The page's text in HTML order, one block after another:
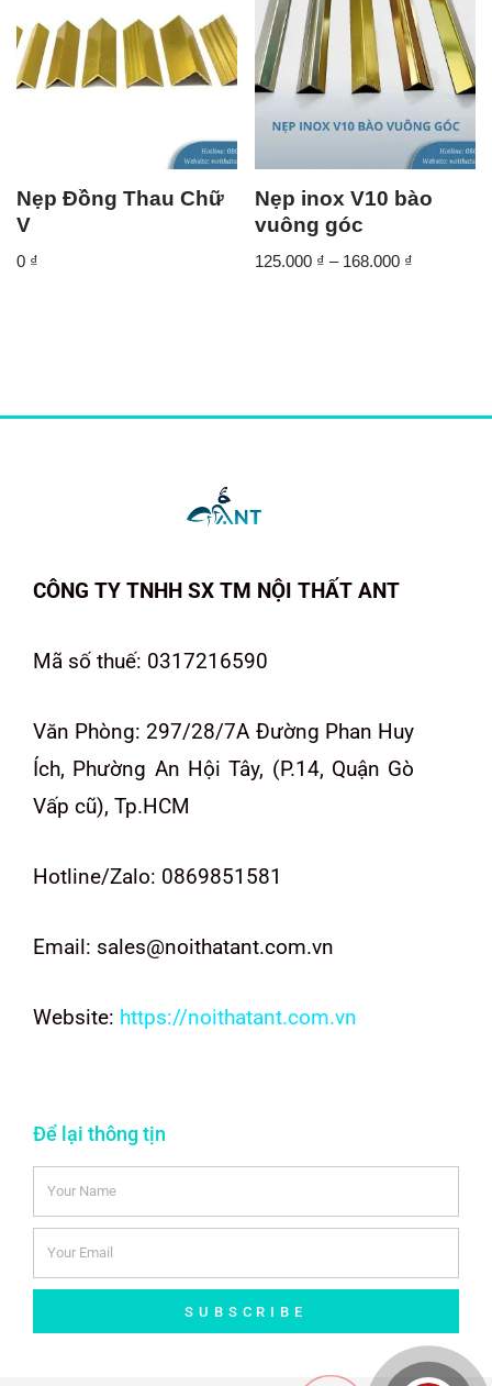
Nẹp Đồng Thau Chữ
V
0 ₫
Nẹp inox V10 bào
vuông góc
125.000 ₫ – 168.000 ₫
CÔNG TY TNHH SX TM NỘI THẤT ANT
Mã số thuế: 0317216590
Văn Phòng: 297/28/7A Đường Phan Huy
Ích, Phường An Hội Tây, (P.14, Quận Gò
Vấp cũ), Tp.HCM
Hotline/Zalo: 0869851581
Email: sales@noithatant.com.vn
Website: https://noithatant.com.vn
Để lại thông tịn
SUBSCRIBE